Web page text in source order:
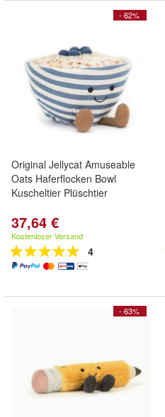
- 62%
Original Jellycat Amuseable
Oats Haferflocken Bowl
Kuscheltier Plüschtier
37,64 €
Kostenloser Versand
4
- 63%